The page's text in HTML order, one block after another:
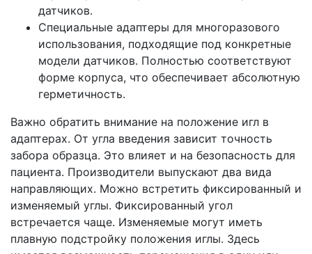
датчиков.
Специальные адаптеры для многоразового
использования, подходящие под конкретные
модели датчиков. Полностью соответствуют
форме корпуса, что обеспечивает абсолютную
герметичность.
Важно обратить внимание на положение игл в
адаптерах. От угла введения зависит точность
забора образца. Это влияет и на безопасность для
пациента. Производители выпускают два вида
направляющих. Можно встретить фиксированный и
изменяемый углы. Фиксированный угол
встречается чаще. Изменяемые могут иметь
плавную подстройку положения иглы. Здесь